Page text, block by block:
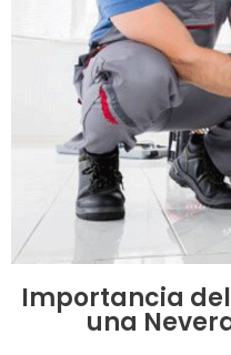
Importancia
una